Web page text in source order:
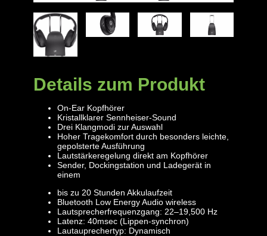
Details zum Produkt
On-Ear Kopfhörer
Kristallklarer Sennheiser-Sound
Drei Klangmodi zur Auswahl
Hoher Tragekomfort durch besonders leichte,
gepolsterte Ausführung
Lautstärkeregelung direkt am Kopfhörer
Sender, Dockingstation und Ladegerät in
einem
bis zu 20 Stunden Akkulaufzeit
Bluetooth Low Energy Audio wireless
Lautsprecherfrequenzgang: 22–19,500 Hz
Latenz: 40msec (Lippen-synchron)
Lautauprechertyp: Dynamisch